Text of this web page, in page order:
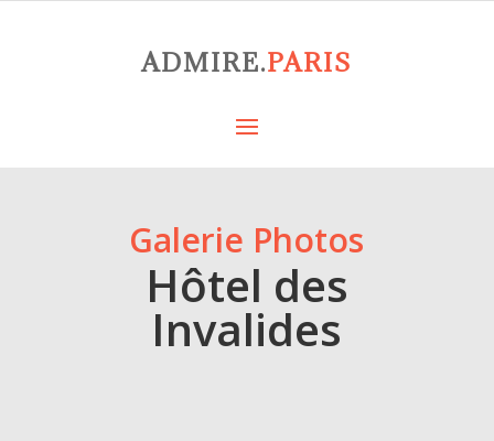
ADMIRE.PARIS
Galerie Photos
Hôtel des
Invalides